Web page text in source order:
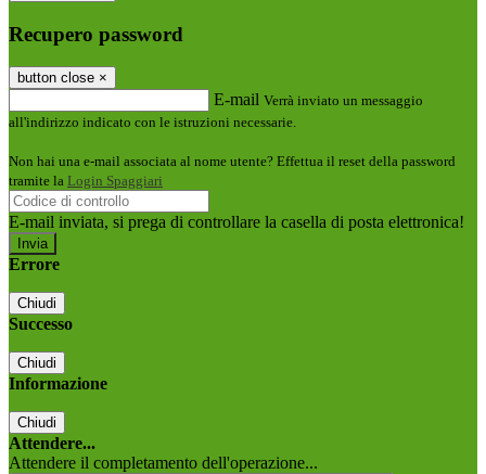
Recupero password
button close ×
E-mail Verrà inviato un messaggio
all'indirizzo indicato con le istruzioni necessarie.
Non hai una e-mail associata al nome utente? Effettua il reset della password
tramite la Login Spaggiari
E-mail inviata, si prega di controllare la casella di posta elettronica!
Errore
Chiudi
Successo
Chiudi
Informazione
Chiudi
Attendere...
Attendere il completamento dell'operazione...